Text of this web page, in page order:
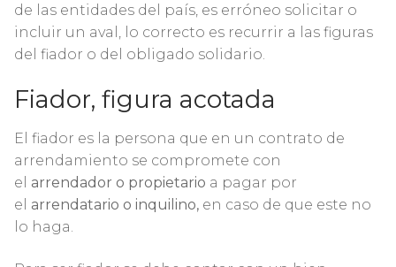
de las entidades del país, es erróneo solicitar o
incluir un aval, lo correcto es recurrir a las figuras
del fiador o del obligado solidario.
Fiador, figura acotada
El fiador es la persona que en un contrato de
arrendamiento se compromete con
el arrendador o propietario a pagar por
el arrendatario o inquilino, en caso de que este no
lo haga.